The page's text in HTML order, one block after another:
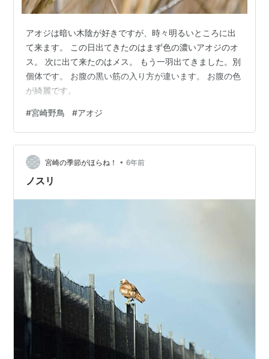
アオジは暗い木陰が好きですが、時々明るいところに出
て来ます。 この日出てきたのはまず色の濃いアオジのオ
ス。 次に出て来たのはメス。 もう一羽出てきました。別
個体です。 お腹の黒い筋の入り方が違います。 お腹の色
が綺麗です。
#宮崎野鳥 #アオジ
宮崎の季節がほらね！ • 6年前
ノスリ